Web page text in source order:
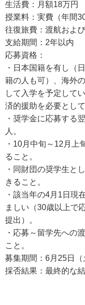
生活費：月額18万円
授業料：実費（年間
往復旅費：渡航およ
支給期間：2年以内
応募資格：
・日本国籍を有し（
籍の人も可）、海外
して入学を予定して
済的援助を必要とし
・奨学金に応募する
人。
・10月中旬～12月上
ること。
・同財団の奨学生と
きること。
・該当年の4月1日現
ましい（30歳以上で
提出）。
・応募～留学先への
こと。
募集期間：6月25日（
採否結果：最終的な